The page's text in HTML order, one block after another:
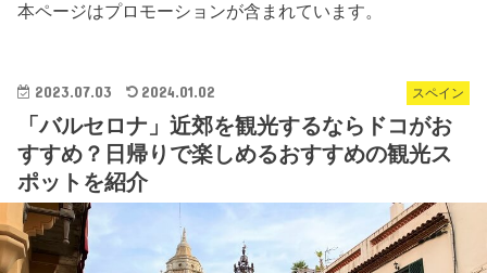
本ページはプロモーションが含まれています。
スペイン
2023.07.03 2024.01.02
「バルセロナ」近郊を観光するならドコがお
すすめ？日帰りで楽しめるおすすめの観光ス
ポットを紹介